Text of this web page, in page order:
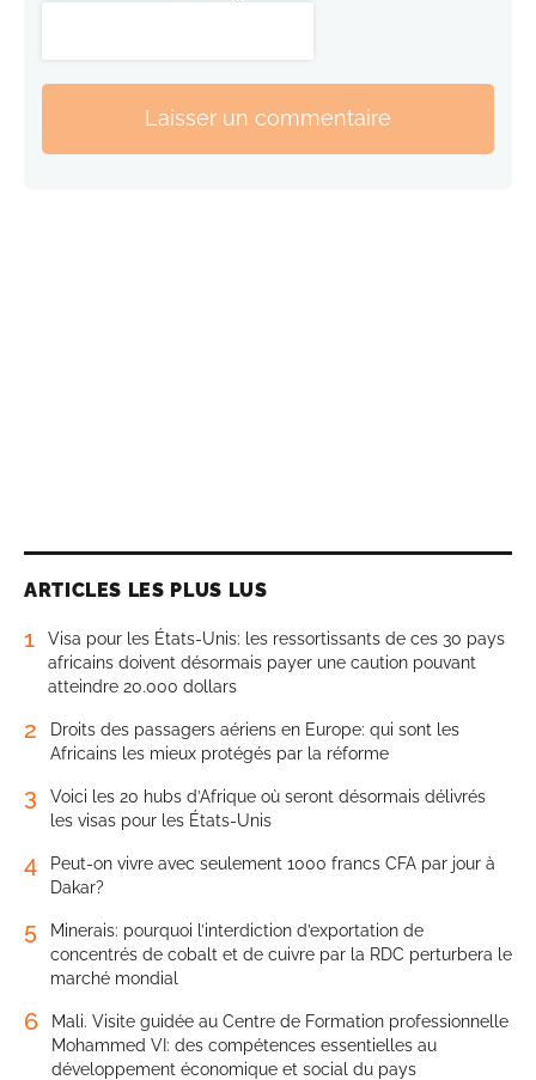
Laisser un commentaire
ARTICLES LES PLUS LUS
1
Visa pour les États-Unis: les ressortissants de ces 30 pays
africains doivent désormais payer une caution pouvant
atteindre 20.000 dollars
2
Droits des passagers aériens en Europe: qui sont les
Africains les mieux protégés par la réforme
3
Voici les 20 hubs d’Afrique où seront désormais délivrés
les visas pour les États-Unis
4
Peut-on vivre avec seulement 1000 francs CFA par jour à
Dakar?
5
Minerais: pourquoi l’interdiction d’exportation de
concentrés de cobalt et de cuivre par la RDC perturbera le
marché mondial
6
Mali. Visite guidée au Centre de Formation professionnelle
Mohammed VI: des compétences essentielles au
développement économique et social du pays